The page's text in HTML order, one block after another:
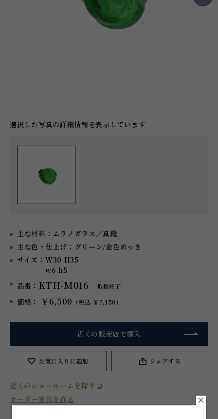
選択した写真の詳細情報を表示しています
主な材料： ムラノガラス／真鍮
主な色・仕上げ： グリーン/金色めっき
サイズ： W30 H35
w6 h5
品番： KTH-M016 取扱終了
価格： ￥6,500 （税込 ￥7,150）
近くの販売店で購入
お気に入り に追加 シェアする
近くのショールームを探す
オーダー家具を作る